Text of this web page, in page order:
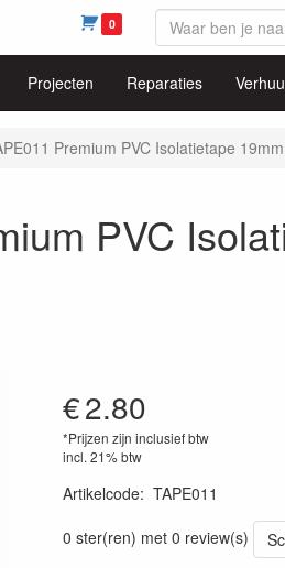
0
Projecten Reparaties
Premium PVC Isolatietape
PVC
€2.80
*Prijzen zijn inclusief btw
incl. 21% btw
Artikelcode: TAPE011
0 ster(ren) met 0 review(s)